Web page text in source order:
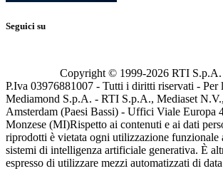
Seguici su
Copyright © 1999-2026 RTI
P.Iva 03976881007 - Tutti i diritti riservati - Per
Mediamond S.p.A. - RTI S.p.A., Mediaset
Amsterdam (Paesi Bassi) - Uffici Viale Europa
Monzese (MI)Rispetto ai contenuti e ai dati
riprodotti è vietata ogni utilizzazione funzionale
sistemi di intelligenza artificiale generativa. È
espresso di utilizzare mezzi automatizzati di